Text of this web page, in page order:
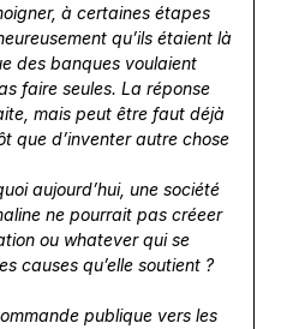
à certaines étapes
qu’ils étaient là
des banques voulaient
faire seules. La réponse
mais peut être faut déjà
que d’inventer autre chose
aujourd’hui, une société
ne pourrait pas créeer
ou whatever qui se
causes qu’elle soutient ?
publique vers les